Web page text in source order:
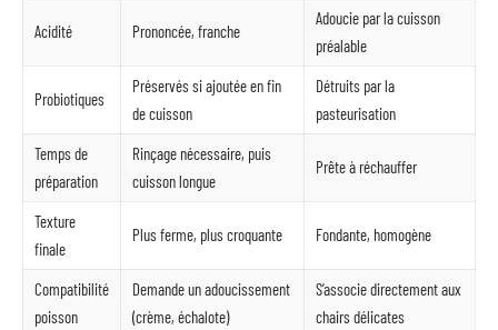
Acidité Prononcée, franche
Adoucie par la cuisson
préalable
Probiotiques
Préservés si ajoutée en fin
de cuisson
Détruits par la
pasteurisation
Temps de
préparation
Rinçage nécessaire, puis
cuisson longue
Prête à réchauffer
Texture
finale
Plus ferme, plus croquante Fondante, homogène
Compatibilité
poisson
Demande un adoucissement
(crème, échalote)
S’associe directement aux
chairs délicates